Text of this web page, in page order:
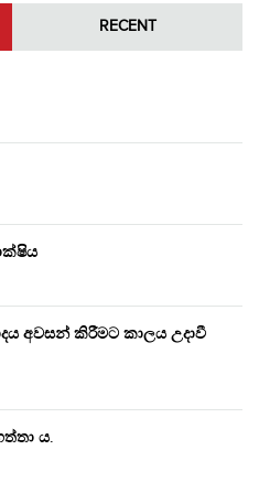
RECENT
අවසන් කිරීමට කාලය උදාවී
ය.